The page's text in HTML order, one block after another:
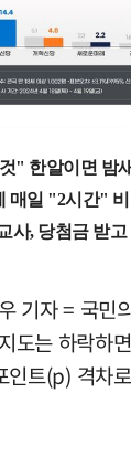
기자 = 국민
도는 하락하
트(p) 격차